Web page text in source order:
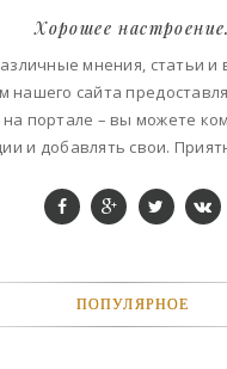
Хорошее настроение.
мнения, статьи и
нашего сайта
портале – вы можете
и добавлять свои.
ПОПУЛЯРНОЕ